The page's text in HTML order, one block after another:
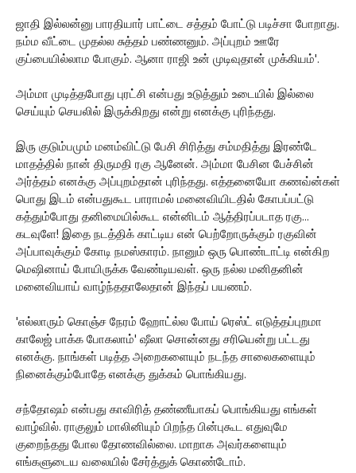
ஜாதி இல்லன்னு பாரதியார் பாட்டை சத்தம் போட்டு படிச்சா போறாது.
நம்ம வீட்டை முதல்ல சுத்தம் பண்ணனும். அப்புறம் ஊரே
குப்பையில்லாம போகும். ஆனா ராஜி உன் முடிவுதான் முக்கியம்'.
அம்மா முடித்தபோது புரட்சி என்பது உடுத்தும் உடையில் இல்லை
செய்யும் செயலில் இருக்கிறது என்று எனக்கு புரிந்தது.
இரு குடும்பமும் மனம்விட்டு பேசி சிரித்து சம்மதித்து இரண்டே
மாதத்தில் நான் திருமதி ரகு ஆனேன். அம்மா பேசின பேச்சின்
அர்த்தம் எனக்கு அப்புறம்தான் புரிந்தது. எத்தனையோ கணவ்ன்கள்
பொது இடம் என்பதுகூட பாராமல் மனைவியிடதில் கோபப்பட்டு
கத்தும்போது தனிமையில்கூட என்னிடம் ஆத்திரப்படாத ரகு...
கடவுளே! இதை நடத்திக் காட்டிய என் பெற்றோருக்கும் ரகுவின்
அப்பாவுக்கும் கோடி நமஸ்காரம். நானும் ஒரு பொண்டாட்டி என்கிற
மெஷினாய் போயிருக்க வேண்டியவள். ஒரு நல்ல மனிதனின்
மனைவியாய் வாழ்ந்ததாலேதான் இந்தப் பயணம்.
'எல்லாரும் கொஞ்ச நேரம் ஹோட்ல்ல போய் ரெஸ்ட் எடுத்தப்புறமா
காலேஜ் பாக்க போகலாம்' ஷீலா சொன்னது சரியென்று பட்டது
எனக்கு. நாங்கள் படித்த அறைகளையும் நடந்த சாலைகளையும்
நினைக்கும்போதே எனக்கு துக்கம் பொங்கியது.
சந்தோஷம் என்பது காவிரித் தண்ணீயாகப் பொங்கியது எங்கள்
வாழ்வில். ராகுலும் மாலினியும் பிறந்த பின்புகூட எதுவுமே
குறைந்தது போல தோணவில்லை. மாறாக அவர்களையும்
எங்களுடைய வலையில் சேர்த்துக் கொண்டோம்.